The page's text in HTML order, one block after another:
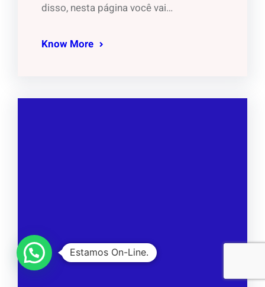
disso, nesta página você vai…
Know More
Estamos On-Line.